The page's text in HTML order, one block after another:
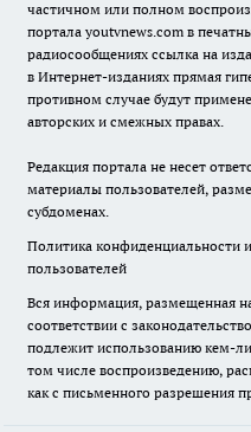
частичном или полном
портала youtvnews.com в
радиосообщениях ссылка на
в Интернет-изданиях прямая
противном случае будут
авторских и смежных правах.
Редакция портала не несет
материалы пользователей,
субдоменах.
Политика конфиденциальности
пользователей
Вся информация, размещенная
соответствии с
подлежит использованию кем-
том числе воспроизведению,
как с письменного разрешения